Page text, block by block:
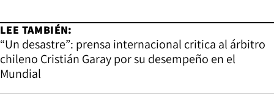
LEE TAMBIÉN:
“Un desastre”: prensa internacional critica al árbitro
chileno Cristián Garay por su desempeño en el
Mundial